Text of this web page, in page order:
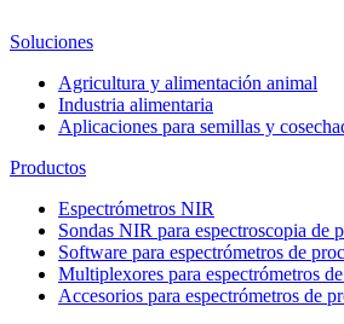
Soluciones
Agricultura y alimentación animal
Industria alimentaria
Aplicaciones para semillas y
Productos
Espectrómetros NIR
Sondas NIR para espectroscopia de
Software para espectrómetros de
Multiplexores para espectrómetros
Accesorios para espectrómetros de